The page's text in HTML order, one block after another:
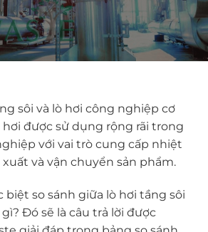
sôi và lò hơi công nghiệp cơ
hơi được sử dụng rộng rãi trong
với vai trò cung cấp nhiệt
và vận chuyển sản phẩm.
biệt so sánh giữa lò hơi tầng sôi
Đó sẽ là câu trả lời được